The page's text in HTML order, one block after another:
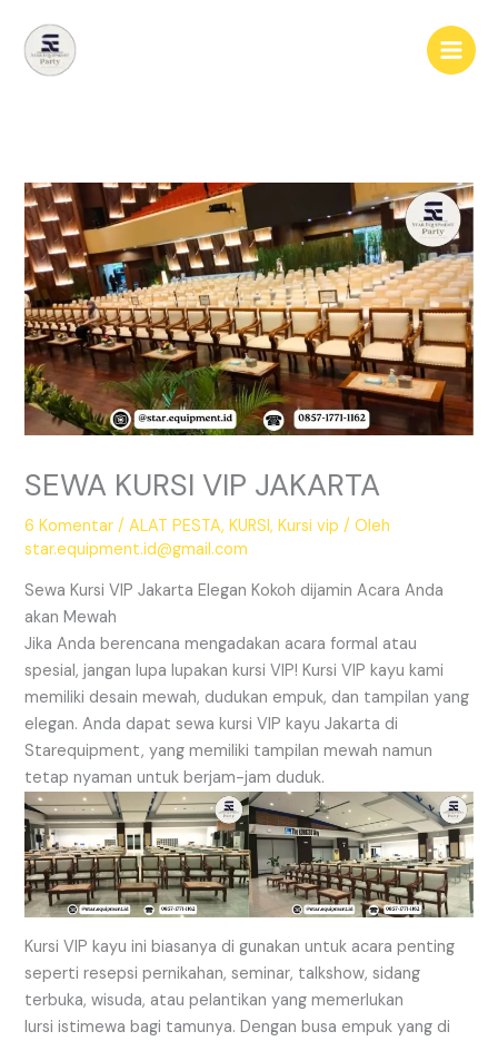
konten
SEWA KURSI VIP JAKARTA
6 Komentar /ALAT PESTA,KURSI,Kursi vip / Oleh
star.equipment.id@gmail.com
Sewa Kursi VIP Jakarta Elegan Kokoh dijamin Acara Anda
akan Mewah
Jika Anda berencana mengadakan acara formal atau
spesial, jangan lupa lupakan kursi VIP! Kursi VIP kayu kami
memiliki desain mewah, dudukan empuk, dan tampilan yang
elegan. Anda dapat sewa kursi VIP kayu Jakarta di
Starequipment, yang memiliki tampilan mewah namun
tetap nyaman untuk berjam-jam duduk.
Kursi VIP kayu ini biasanya di gunakan untuk acara penting
seperti resepsi pernikahan, seminar, talkshow, sidang
terbuka, wisuda, atau pelantikan yang memerlukan
lursi istimewa bagi tamunya. Dengan busa empuk yang di